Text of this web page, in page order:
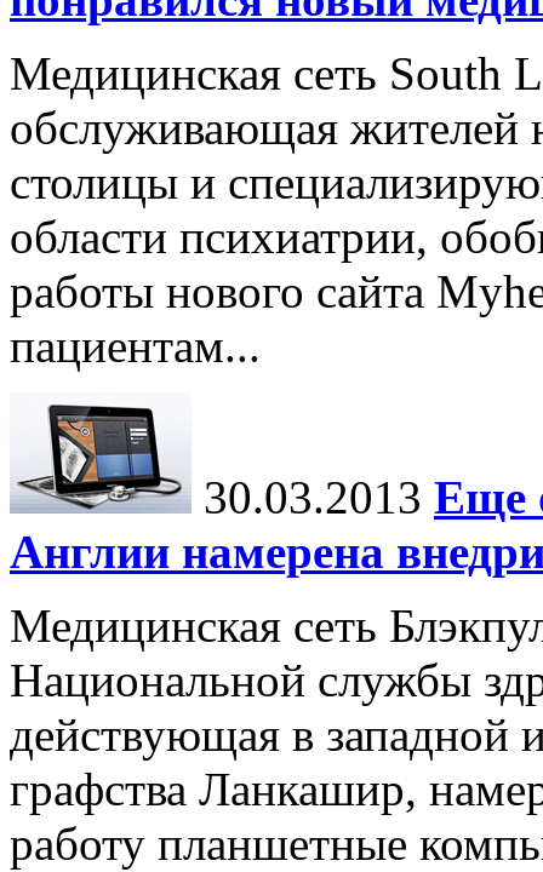
Медицинская сеть South
обслуживающая жителей
столицы и
области психиатрии,
работы нового сайта
пациентам...
30.03.2013 Еще
Англии намерена
Медицинская сеть
Национальной службы
действующая в западной
графства Ланкашир,
работу планшетные